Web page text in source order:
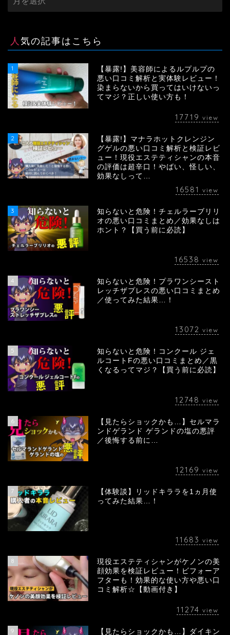
ー
ブ 人気の記事はこちら
1
【暴露!】美容師によるルプルプの
悪い口コミ解析と実体験レビュー！
染まらないから買ってはいけないっ
てマジ？正しい使い方も！
17719 view
2
【暴露!】マナラホットクレンジン
グゲルの悪い口コミ解析と検証レビ
ュー！現役エステティシャンの本音
の評価は超辛口！やばい、怪しい、
効果なしって…
16581 view
3
知らないと危険！チェルラーブリリ
オの悪い口コミまとめ／効果なしは
ホント？【買う前に必読】
16538 view
4
知らないと危険！プラワンシースト
レッチザプレスの悪い口コミまとめ
／使ってみた結果…！
13072 view
5
知らないと危険！コンクール ジェ
ルコートFの悪い口コミまとめ／黒
くなるってマジ？【買う前に必読】
12748 view
6
【見たらショックかも…】セルマラ
ンドゲランド ゲランドの塩の悪評
／後悔する前に…
12169 view
7
【体験談】リッドキララを1ヵ月使
ってみた結果…！
11683 view
8
現役エステティシャンがケノンの美
顔効果を検証レビュー！ビフォーア
フターも！効果的な使い方や悪い口
コミ解析☆【動画付き】
11274 view
9 【見たらショックかも…】ダイキン